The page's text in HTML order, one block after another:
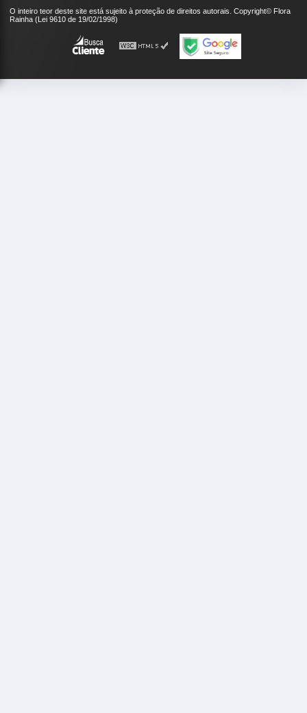
O inteiro teor deste site está sujeito à proteção de direitos autorais. Copyright© Flora
Rainha (Lei 9610 de 19/02/1998)